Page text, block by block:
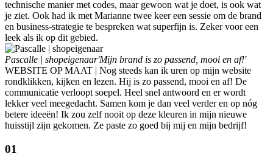
technische manier met codes, maar gewoon wat je doet, is ook wat
je ziet. Ook had ik met Marianne twee keer een sessie om de brand
en business-strategie te bespreken wat superfijn is. Zeker voor een
leek als ik op dit gebied.
Pascalle | shopeigenaar'Mijn brand is zo passend, mooi en af!'
WEBSITE OP MAAT | Nog steeds kan ik uren op mijn website
rondklikken, kijken en lezen. Hij is zo passend, mooi en af! De
communicatie verloopt soepel. Heel snel antwoord en er wordt
lekker veel meegedacht. Samen kom je dan veel verder en op nóg
betere ideeën! Ik zou zelf nooit op deze kleuren in mijn nieuwe
huisstijl zijn gekomen. Ze paste zo goed bij mij en mijn bedrijf!
01